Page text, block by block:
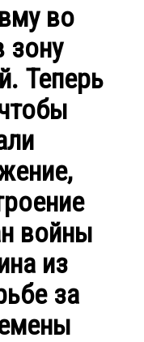
во
зону
Теперь
войны
из
за